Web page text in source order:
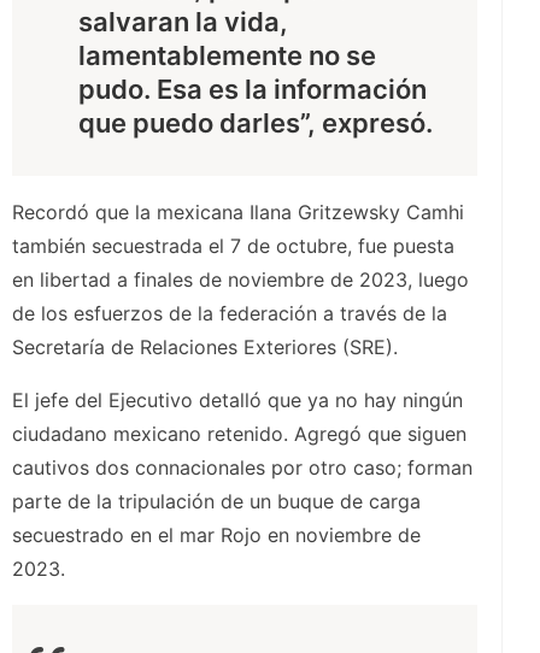
salvaran la vida,
lamentablemente no se
pudo. Esa es la información
que puedo darles”, expresó.
Recordó que la mexicana Ilana Gritzewsky Camhi
también secuestrada el 7 de octubre, fue puesta
en libertad a finales de noviembre de 2023, luego
de los esfuerzos de la federación a través de la
Secretaría de Relaciones Exteriores (SRE).
El jefe del Ejecutivo detalló que ya no hay ningún
ciudadano mexicano retenido. Agregó que siguen
cautivos dos connacionales por otro caso; forman
parte de la tripulación de un buque de carga
secuestrado en el mar Rojo en noviembre de
2023.